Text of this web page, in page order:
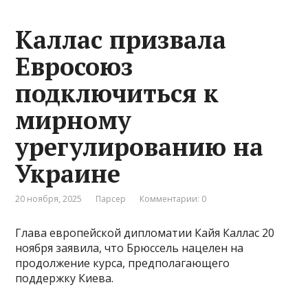
Каллас призвала
Евросоюз
подключиться к
мирному
урегулированию на
Украине
20 ноября, 2025 Парсер Комментарии: 0
Глава европейской дипломатии Кайя Каллас 20
ноября заявила, что Брюссель нацелен на
продолжение курса, предполагающего
поддержку Киева.